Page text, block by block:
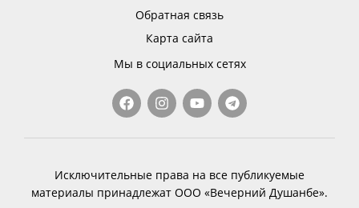
Обратная связь
Карта сайта
Мы в социальных сетях
Исключительные права на все публикуемые
материалы принадлежат ООО «Вечерний Душанбе».